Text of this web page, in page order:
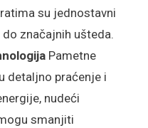
su jednostavni
značajnih ušteda.
Pametne
detaljno praćenje i
nudeći
smanjiti